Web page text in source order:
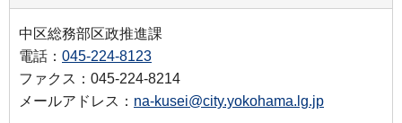
中区総務部区政推進課
電話： 045-224-8123
ファクス：045-224-8214
メールアドレス： na-kusei@city.yokohama.lg.jp